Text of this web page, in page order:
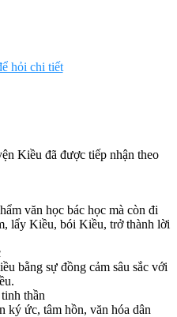
hỏi chi tiết
Kiều đã được tiếp nhận theo
văn học bác học mà còn đi
lẩy Kiều, bói Kiều, trở thành lời
bằng sự đồng cảm sâu sắc với
thần
ký ức, tâm hồn, văn hóa dân